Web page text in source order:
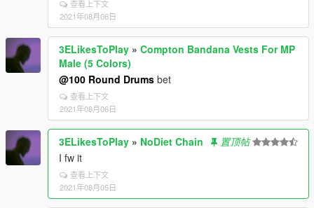
查看上下文
2021年08月06日
3ELikesToPlay » Compton Bandana Vests For MP
Male (5 Colors)
@100 Round Drums bet
查看上下文
2021年08月06日
3ELikesToPlay » NoDiet Chain
置顶帖
I fw it
查看上下文
2021年08月05日